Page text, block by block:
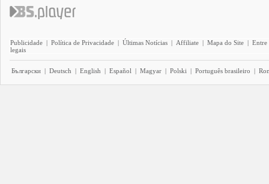
Publicidade | Política de Privacidade | Últimas Notícias | Affiliate | Mapa do Site | Entre
legais
Български | Deutsch | English | Español | Magyar | Polski | Português brasileiro |